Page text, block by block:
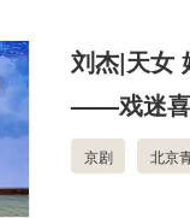
刘杰|天女
——戏迷喜
京剧 北京